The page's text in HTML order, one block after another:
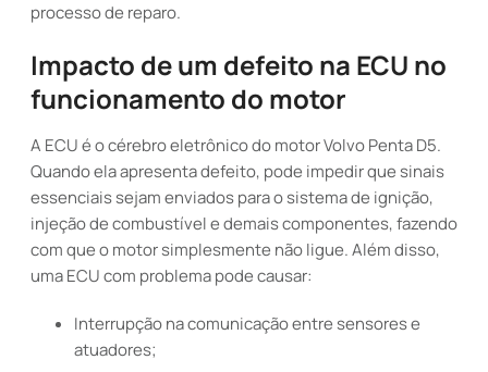
processo de reparo.
Impacto de um defeito na ECU no
funcionamento do motor
A ECU é o cérebro eletrônico do motor Volvo Penta D5.
Quando ela apresenta defeito, pode impedir que sinais
essenciais sejam enviados para o sistema de ignição,
injeção de combustível e demais componentes, fazendo
com que o motor simplesmente não ligue. Além disso,
uma ECU com problema pode causar:
Interrupção na comunicação entre sensores e
atuadores;